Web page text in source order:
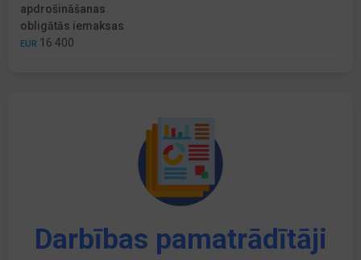
apdrošināšanas
obligātās iemaksas
EUR 16 400
Darbības pamatrādītāji